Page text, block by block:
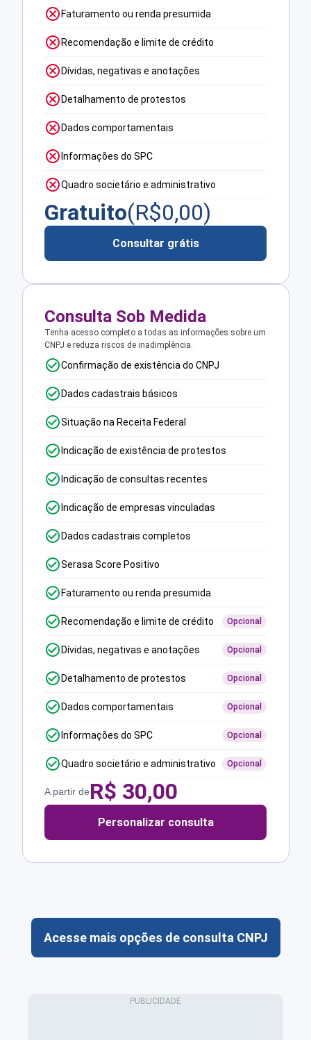
Faturamento ou renda presumida
Recomendação e limite de crédito
Dívidas, negativas e anotações
Detalhamento de protestos
Dados comportamentais
Informações do SPC
Quadro societário e administrativo
Gratuito(R$0,00)
Consultar grátis
Consulta Sob Medida
Tenha acesso completo a todas as informações sobre um
CNPJ e reduza riscos de inadimplência.
Confirmação de existência do CNPJ
Dados cadastrais básicos
Situação na Receita Federal
Indicação de existência de protestos
Indicação de consultas recentes
Indicação de empresas vinculadas
Dados cadastrais completos
Serasa Score Positivo
Faturamento ou renda presumida
Recomendação e limite de crédito Opcional
Dívidas, negativas e anotações Opcional
Detalhamento de protestos Opcional
Dados comportamentais Opcional
Informações do SPC Opcional
Quadro societário e administrativo Opcional
A partir deR$ 30,00
Personalizar consulta
Acesse mais opções de consulta CNPJ